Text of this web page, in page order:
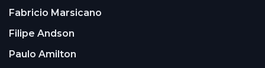
Fabricio Marsicano
Filipe Andson
Paulo Amilton